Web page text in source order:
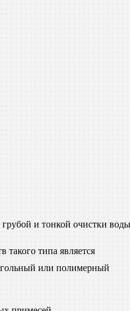
и тонкой очистки воды
такого типа является
или полимерный